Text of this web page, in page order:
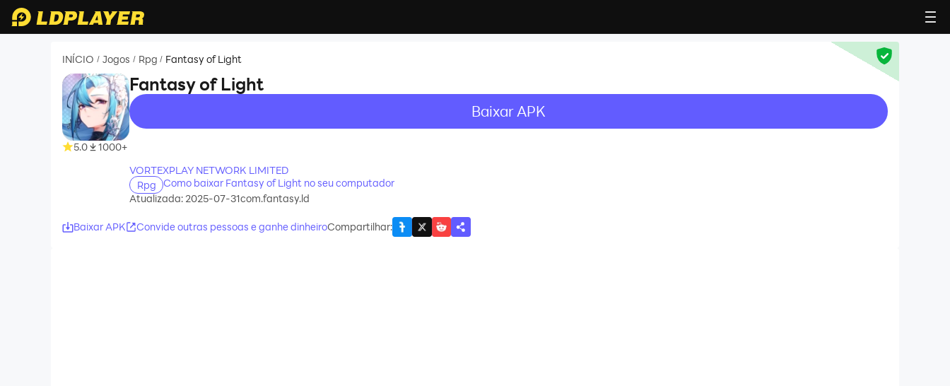
INÍCIO / Jogos / Rpg / Fantasy of Light
5.0 1000+
Fantasy of Light
recommend
Baixar APK
recommend
VORTEXPLAY NETWORK LIMITED
Rpg
Como baixar Fantasy of Light no seu computador
Atualizada: 2025-07-31com.fantasy.ld
Baixar APK Convide outras pessoas e ganhe dinheiroCompartilhar: